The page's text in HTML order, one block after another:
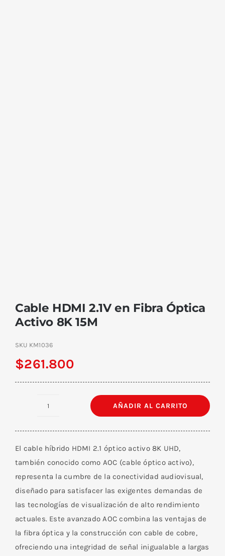
Cable HDMI 2.1V en Fibra Óptica
Activo 8K 15M
SKU KM1036
$261.800
en
Fibra
Óptica
Activo
8K
15M
cantidad
AÑADIR AL CARRITO
El cable híbrido HDMI 2.1 óptico activo 8K UHD,
también conocido como AOC (cable óptico activo),
representa la cumbre de la conectividad audiovisual,
diseñado para satisfacer las exigentes demandas de
las tecnologías de visualización de alto rendimiento
actuales. Este avanzado AOC combina las ventajas de
la fibra óptica y la construcción con cable de cobre,
ofreciendo una integridad de señal inigualable a largas